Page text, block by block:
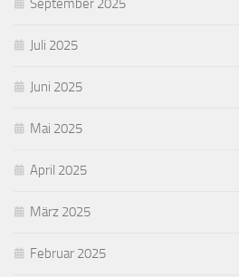
September 2025
Juli 2025
Juni 2025
Mai 2025
April 2025
März 2025
Februar 2025